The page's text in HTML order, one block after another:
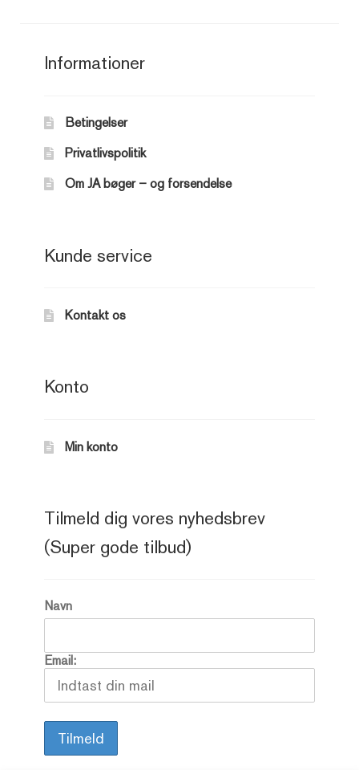
Informationer
Betingelser
Privatlivspolitik
Om JA bøger – og forsendelse
Kunde service
Kontakt os
Konto
Min konto
Tilmeld dig vores nyhedsbrev
(Super gode tilbud)
Navn
Email: